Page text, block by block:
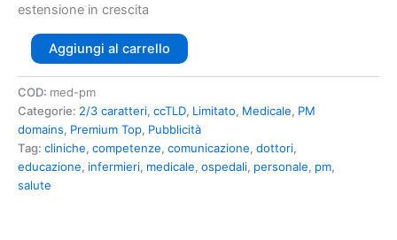
estensione in crescita
Aggiungi al carrello
COD: med-pm
Categorie: 2/3 caratteri, ccTLD, Limitato, Medicale, PM
domains, Premium Top, Pubblicità
Tag: cliniche, competenze, comunicazione, dottori,
educazione, infermieri, medicale, ospedali, personale, pm,
salute